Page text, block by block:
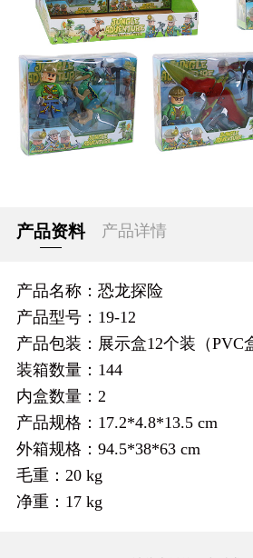
产品资料 产品详情
产品名称：恐龙探险
产品型号：19-12
产品包装：展示盒12个装（PVC
装箱数量：144
内盒数量：2
产品规格：17.2*4.8*13.5 cm
外箱规格：94.5*38*63 cm
毛重：20 kg
净重：17 kg